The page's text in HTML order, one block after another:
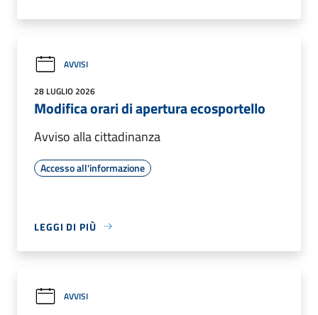
AVVISI
28 LUGLIO 2026
Modifica orari di apertura ecosportello
Avviso alla cittadinanza
Accesso all'informazione
LEGGI DI PIÙ
AVVISI